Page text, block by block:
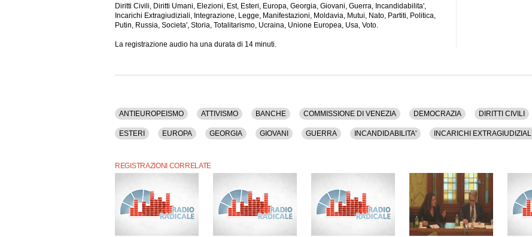
Diritti Civili, Diritti Umani, Elezioni, Est, Esteri, Europa, Georgia, Giovani, Guerra, Incandidabilita',
Incarichi Extragiudiziali, Integrazione, Legge, Manifestazioni, Moldavia, Mutui, Nato, Partiti, Politica,
Putin, Russia, Societa', Storia, Totalitarismo, Ucraina, Unione Europea, Usa, Voto.
La registrazione audio ha una durata di 14 minuti.
ANTIEUROPEISMO ATTIVISMO BANCHE COMMISSIONE DI VENEZIA DEMOCRAZIA DIRITTI CIVILI
ESTERI EUROPA GEORGIA GIOVANI GUERRA INCANDIDABILITA' INCARICHI EXTRAGIUDIZIALI
UCRAINA UNIONE EUROPEA USA VOTO
REGISTRAZIONI CORRELATE